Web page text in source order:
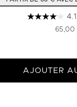
4.1
65,00
AJOUTER